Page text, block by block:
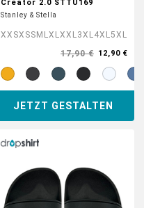
Creator 2.0 STTU169
Stanley & Stella
XXSXSSM L XL XXL 3XL 4XL 5XL
17,90 € 12,90 €
JETZT GESTALTEN